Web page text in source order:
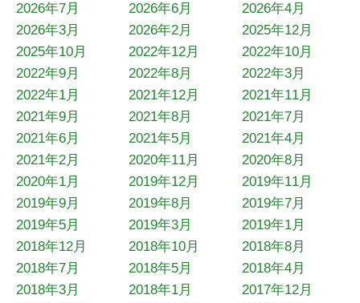
2026年7月 2026年6月
2026年4月
2026年3月
2026年2月
2025年12月
2025年10月
2022年12月
2022年10月
2022年9月
2022年8月
2022年3月
2022年1月
2021年12月
2021年11月
2021年9月
2021年8月
2021年7月
2021年6月
2021年5月
2021年4月
2021年2月
2020年11月
2020年8月
2020年1月
2019年12月
2019年11月
2019年9月
2019年8月
2019年7月
2019年5月
2019年3月
2019年1月
2018年12月
2018年10月
2018年8月
2018年7月
2018年5月
2018年4月
2018年3月
2018年1月
2017年12月